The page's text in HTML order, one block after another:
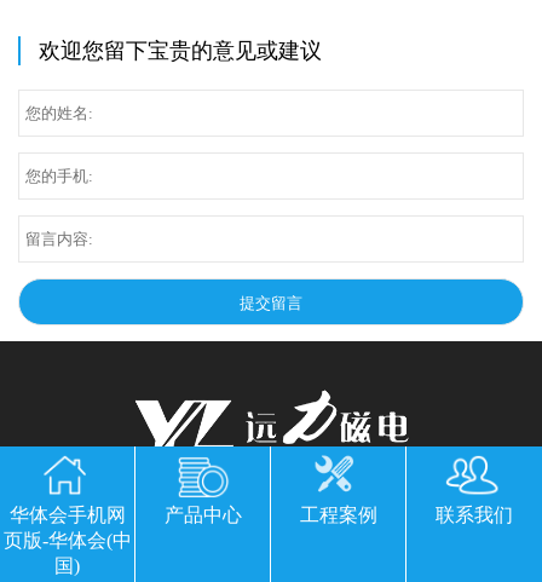
欢迎您留下宝贵的意见或建议
华体会手机网页版-华体会(中国)
公司地址：山东临朐县经济开发区北环路
华体会手机网
页版-华体会(中
国)
产品中心 工程案例 联系我们